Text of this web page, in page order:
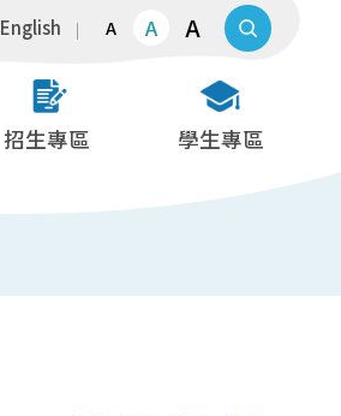
English A A A
招生專區 學生專區